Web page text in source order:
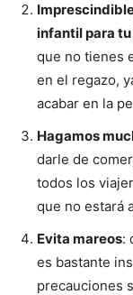
infantil para
que no tienes
en el regazo,
acabar en la
Hagamos
darle de
todos los
que no estará
Evita mareos:
es bastante
precauciones